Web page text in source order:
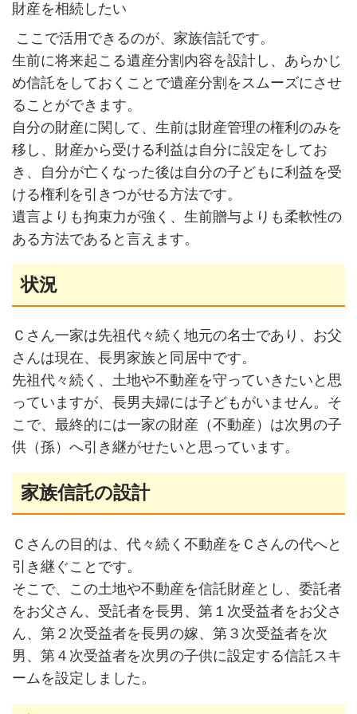
財産を相続したい
ここで活用できるのが、家族信託です。
生前に将来起こる遺産分割内容を設計し、あらかじ
め信託をしておくことで遺産分割をスムーズにさせ
ることができます。
自分の財産に関して、生前は財産管理の権利のみを
移し、財産から受ける利益は自分に設定をしてお
き、自分が亡くなった後は自分の子どもに利益を受
ける権利を引きつがせる方法です。
遺言よりも拘束力が強く、生前贈与よりも柔軟性の
ある方法であると言えます。
状況
Ｃさん一家は先祖代々続く地元の名士であり、お父
さんは現在、長男家族と同居中です。
先祖代々続く、土地や不動産を守っていきたいと思
っていますが、長男夫婦には子どもがいません。そ
こで、最終的には一家の財産（不動産）は次男の子
供（孫）へ引き継がせたいと思っています。
家族信託の設計
Ｃさんの目的は、代々続く不動産をＣさんの代へと
引き継ぐことです。
そこで、この土地や不動産を信託財産とし、 委託者
をお父さん、受託者を長男、第１次受益者をお父さ
ん、第２次受益者を長男の嫁、第３次受益者を次
男、第４次受益者を次男の子供に設定する信託スキ
ームを設定しました。